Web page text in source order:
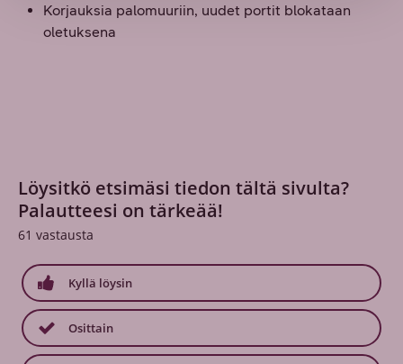
Korjauksia palomuuriin, uudet portit blokataan
oletuksena
Löysitkö etsimäsi tiedon tältä sivulta?
Palautteesi on tärkeää!
61 vastausta
Kyllä löysin
Osittain